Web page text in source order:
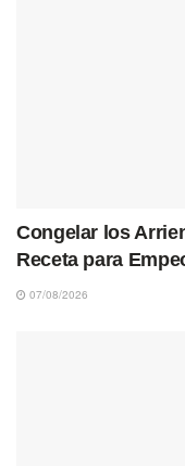
Congelar los
Receta para
07/08/2026